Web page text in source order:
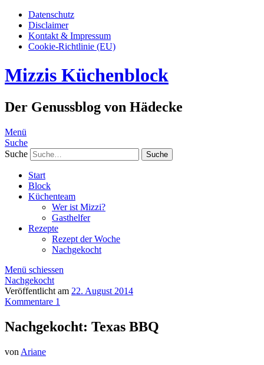
Datenschutz
Disclaimer
Kontakt & Impressum
Cookie-Richtlinie (EU)
Mizzis Küchenblock
Der Genussblog von Hädecke
Menü
Suche
Suche
Start
Block
Küchenteam
Wer ist Mizzi?
Gasthelfer
Rezepte
Rezept der Woche
Nachgekocht
Menü schiessen
Nachgekocht
Veröffentlicht am 22. August 2014
Kommentare 1
Nachgekocht: Texas BBQ
von Ariane